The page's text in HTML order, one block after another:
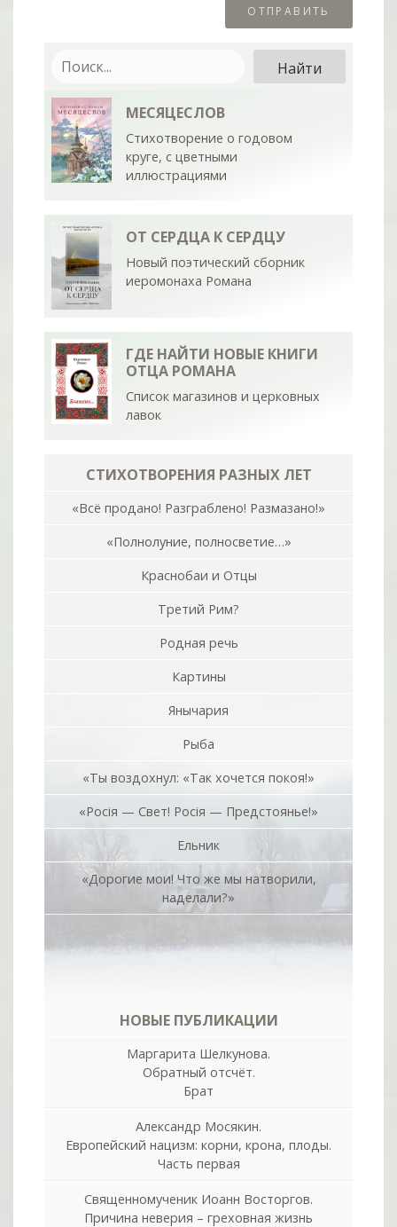
МЕСЯЦЕСЛОВ
Стихотворение о годовом
круге, с цветными
иллюстрациями
ОТ СЕРДЦА К СЕРДЦУ
Новый поэтический сборник
иеромонаха Романа
ГДЕ НАЙТИ НОВЫЕ КНИГИ
ОТЦА РОМАНА
Список магазинов и церковных
лавок
СТИХОТВОРЕНИЯ РАЗНЫХ ЛЕТ
«Всё продано! Разграблено! Размазано!»
«Полнолуние, полносветие…»
Краснобаи и Отцы
Третий Рим?
Родная речь
Картины
Янычария
Рыба
«Ты воздохнул: «Так хочется покоя!»
«Росiя — Свет! Росiя — Предстоянье!»
Ельник
«Дорогие мои! Что же мы натворили,
наделали?»
НОВЫЕ ПУБЛИКАЦИИ
Маргарита Шелкунова.
Обратный отсчёт.
Брат
Александр Мосякин.
Европейский нацизм: корни, крона, плоды.
Часть первая
Священномученик Иоанн Восторгов.
Причина неверия – греховная жизнь